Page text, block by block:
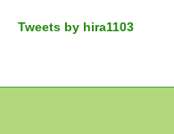
Tweets by hira1103